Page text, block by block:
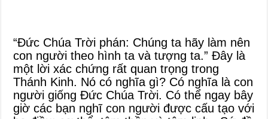
“Đức Chúa Trời phán: Chúng ta hãy làm nên
con người theo hình ta và tượng ta.” Đây là
một lời xác chứng rất quan trọng trong
Thánh Kinh. Nó có nghĩa gì? Có nghĩa là con
người giống Đức Chúa Trời. Có thể ngay bây
giờ các bạn nghĩ con người được cấu tạo với